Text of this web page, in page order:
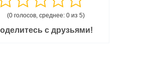
(0 голосов, среднее: 0 из 5)
с друзьями!